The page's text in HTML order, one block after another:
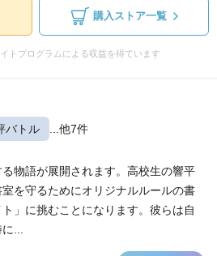
購入ストア一覧
トプログラムによる収益を得ています
バトル ...他7件
物語が展開されます。高校生の響平
を守るためにオリジナルルールの書
」に挑むことになります。彼らは自
...